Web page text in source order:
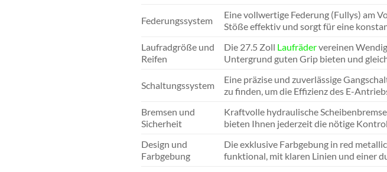
Federungssystem
Eine vollwertige Federung (Fullys) am
Stöße effektiv und sorgt für eine
Laufradgröße und
Reifen
Die 27.5 Zoll Laufrädervereinen
Untergrund guten Grip bieten und
Schaltungssystem
Eine präzise und zuverlässige
zu finden, um die Effizienz des E-
Bremsen und
Sicherheit
Kraftvolle hydraulische
bieten Ihnen jederzeit die nötige
Design und
Farbgebung
Die exklusive Farbgebung in red
funktional, mit klaren Linien und einer